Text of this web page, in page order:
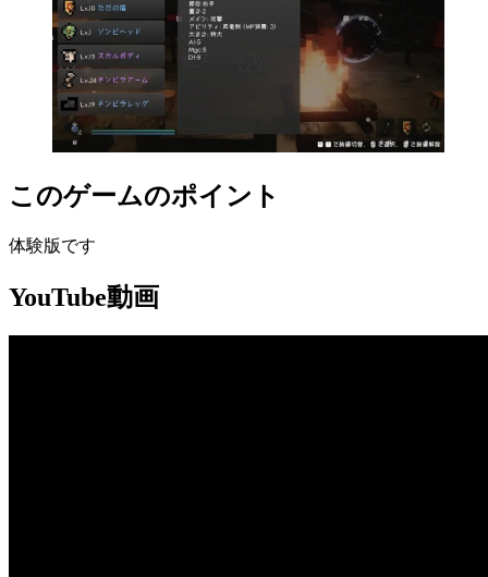
このゲームのポイント
体験版です
YouTube動画